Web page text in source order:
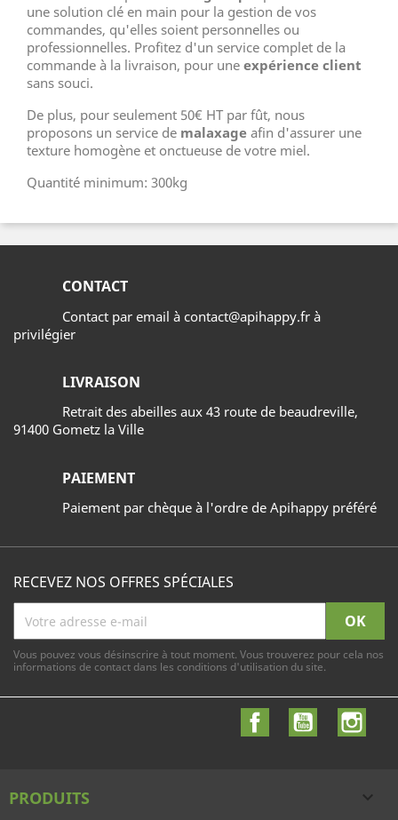
une solution clé en main pour la gestion de vos
commandes, qu'elles soient personnelles ou
professionnelles. Profitez d'un service complet de la
commande à la livraison, pour une expérience client
sans souci.
De plus, pour seulement 50€ HT par fût, nous
proposons un service de malaxage afin d'assurer une
texture homogène et onctueuse de votre miel.
Quantité minimum: 300kg
CONTACT
Contact par email à contact@apihappy.fr à
privilégier
LIVRAISON
Retrait des abeilles aux 43 route de beaudreville,
91400 Gometz la Ville
PAIEMENT
Paiement par chèque à l'ordre de Apihappy préféré
RECEVEZ NOS OFFRES SPÉCIALES
Vous pouvez vous désinscrire à tout moment. Vous trouverez pour cela nos
informations de contact dans les conditions d'utilisation du site.
FacebookYouTube
PRODUITS 